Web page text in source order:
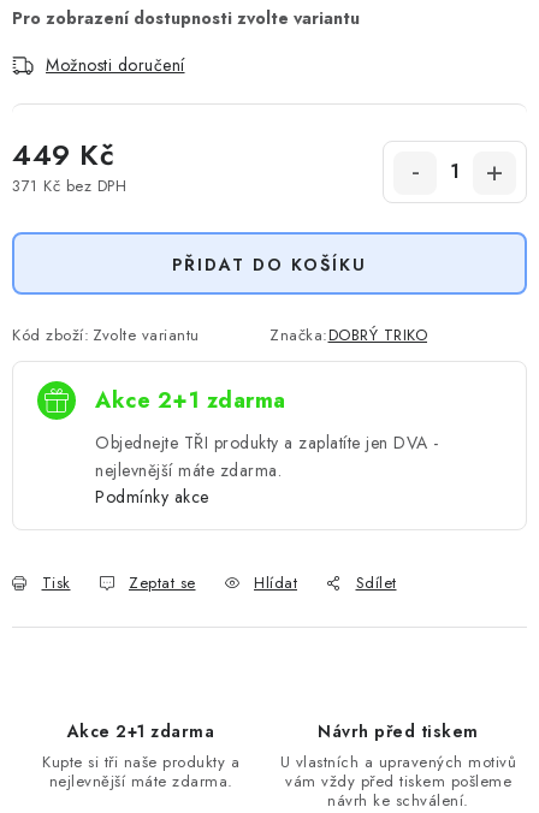
Možnosti doručení
449 Kč
371 Kč bez DPH
PŘIDAT DO KOŠÍKU
Kód zboží: Zvolte variantu Značka:DOBRÝ TRIKO
Akce 2+1 zdarma
Objednejte TŘI produkty a zaplatíte jen DVA -
nejlevnější máte zdarma.
Podmínky akce
Tisk Zeptat se Hlídat Sdílet
Akce 2+1 zdarma
Kupte si tři naše produkty a
nejlevnější máte zdarma.
Návrh před tiskem
U vlastních a upravených motivů
vám vždy před tiskem pošleme
návrh ke schválení.